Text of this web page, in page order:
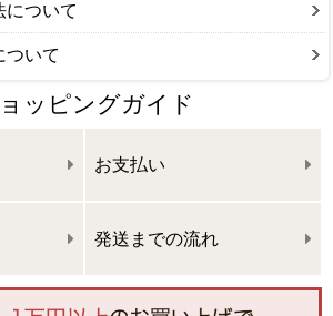
について
ついて
ッピングガイド
お支払い
発送までの流れ